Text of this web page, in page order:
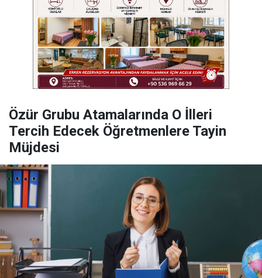
Özür Grubu Atamalarında O İlleri
Tercih Edecek Öğretmenlere Tayin
Müjdesi